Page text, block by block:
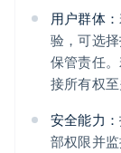
用户群体：
验，可选
保管责任
接所有权
安全能力：
部权限并